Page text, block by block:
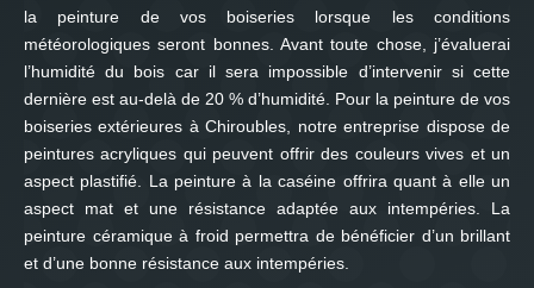
la peinture de vos boiseries lorsque les conditions
météorologiques seront bonnes. Avant toute chose, j’évaluerai
l’humidité du bois car il sera impossible d’intervenir si cette
dernière est au-delà de 20 % d’humidité. Pour la peinture de vos
boiseries extérieures à Chiroubles, notre entreprise dispose de
peintures acryliques qui peuvent offrir des couleurs vives et un
aspect plastifié. La peinture à la caséine offrira quant à elle un
aspect mat et une résistance adaptée aux intempéries. La
peinture céramique à froid permettra de bénéficier d’un brillant
et d’une bonne résistance aux intempéries.